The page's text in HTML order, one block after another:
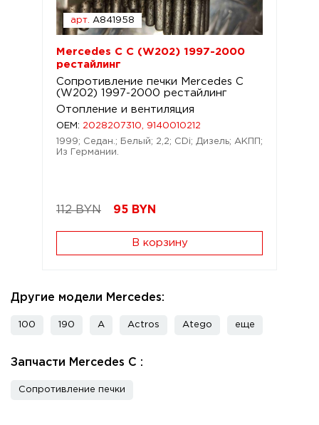
арт. A841958
Mercedes C C (W202) 1997-2000
рестайлинг
Сопротивление печки Mercedes C
(W202) 1997-2000 рестайлинг
Отопление и вентиляция
OEM: 2028207310, 9140010212
1999; Седан.; Белый; 2,2; CDi; Дизель; АКПП;
Из Германии.
112 BYN 95 BYN
В корзину
Другие модели Mercedes:
100 190 A Actros Atego еще
Запчасти Mercedes C :
Сопротивление печки